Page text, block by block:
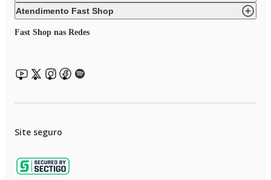
Atendimento Fast Shop
Fast Shop nas Redes
Site seguro